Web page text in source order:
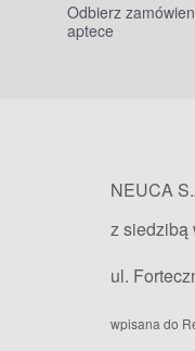
Odbierz
aptece
NEUCA
z siedzibą
ul.
wpisana do